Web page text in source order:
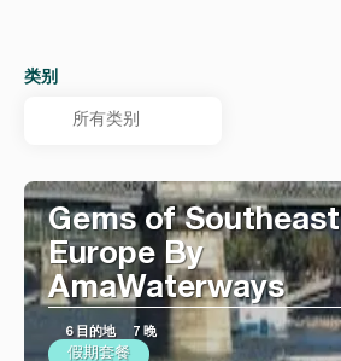
类别
Gems of Southeast
Europe By
AmaWaterways
6 目的地 7 晚
假期套餐